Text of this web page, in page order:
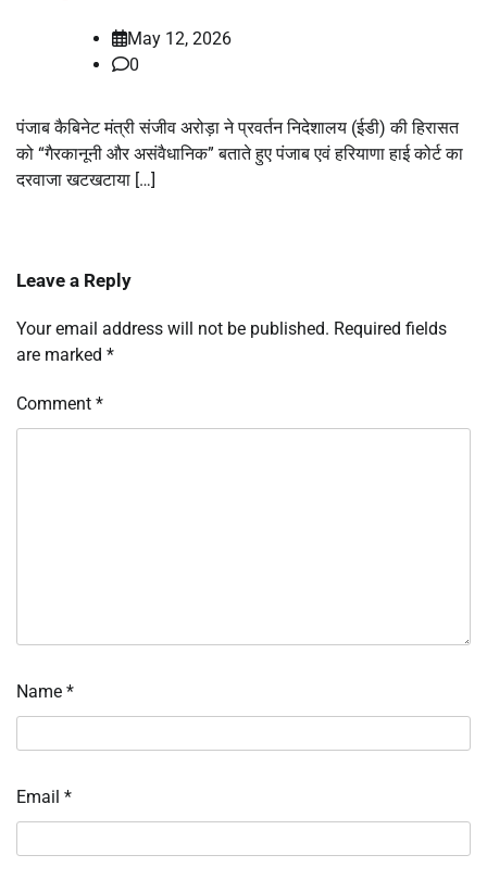
May 12, 2026
0
पंजाब कैबिनेट मंत्री संजीव अरोड़ा ने प्रवर्तन निदेशालय (ईडी) की हिरासत
को “गैरकानूनी और असंवैधानिक” बताते हुए पंजाब एवं हरियाणा हाई कोर्ट का
दरवाजा खटखटाया […]
Leave a Reply
Your email address will not be published. Required fields
are marked *
Comment *
Name *
Email *